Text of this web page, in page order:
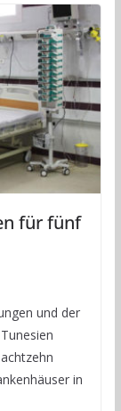
für fünf
und der
in